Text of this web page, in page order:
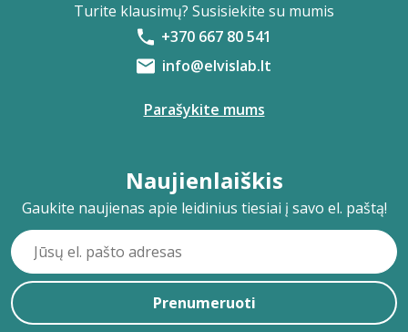
Turite klausimų? Susisiekite su mumis
+370 667 80 541
info@elvislab.lt
Parašykite mums
Naujienlaiškis
Gaukite naujienas apie leidinius tiesiai į savo el. paštą!
Prenumeruoti